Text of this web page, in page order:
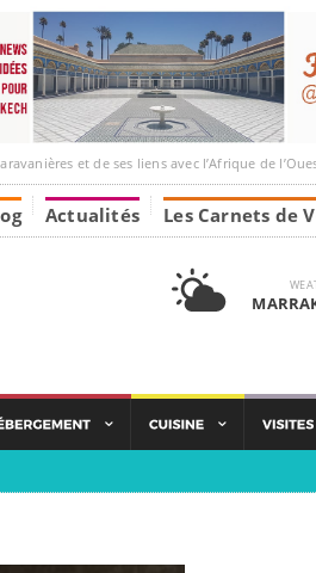
liens avec l’Afrique de l’Ouest, grâce à l’espace
Actualités Les Carnets de